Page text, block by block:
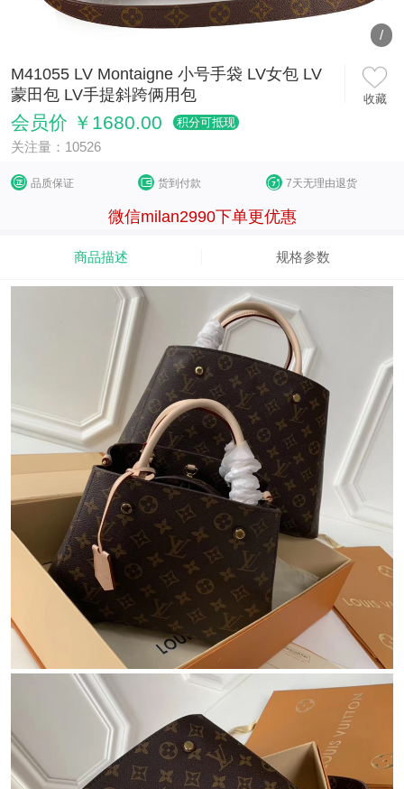
/
M41055 LV Montaigne 小号手袋 LV女包 LV
蒙田包 LV手提斜跨俩用包
收藏
会员价 ￥1680.00 积分可抵现
关注量：10526
品质保证 货到付款 7天无理由退货
微信milan2990下单更优惠
商品描述 规格参数